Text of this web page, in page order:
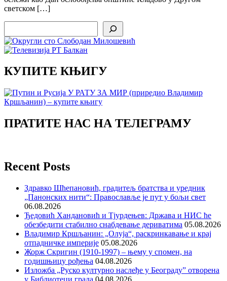
светском […]
КУПИТЕ КЊИГУ
ПРАТИТЕ НАС НА ТЕЛЕГРАМУ
Recent Posts
Здравко Шћепановић, градитељ братства и уредник
„Панонских нити“: Православље је пут у бољи свет
06.08.2026
Ђедовић Хандановић и Тјурдењев: Држава и НИС ће
обезбедити стабилно снабдевање дериватима 05.08.2026
Владимир Кршљанин: „Олуја“, раскринкавање и крај
отпадничке империје 05.08.2026
Жорж Скригин (1910-1997) – њему у спомен, на
годишњицу рођења 04.08.2026
Изложба „Руско културно наслеђе у Београду” отворена
у Библиотеци града 04.08.2026